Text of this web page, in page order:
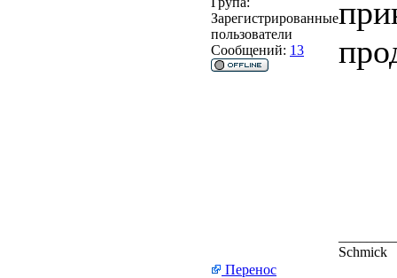
Зарегистрированные
пользователи
Сообщений: 13
Schmick
Перенос